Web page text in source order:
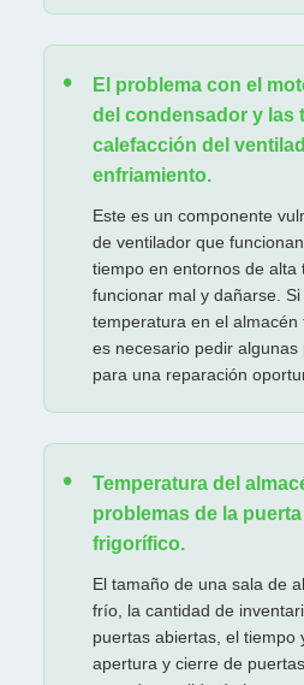
El problema con el
del condensador y las
calefacción del
enfriamiento.
Este es un componente
de ventilador que
tiempo en entornos de alta
funcionar mal y dañarse.
temperatura en el almacén
es necesario pedir algunas
para una reparación
Temperatura del
problemas de la
frigorífico.
El tamaño de una sala de
frío, la cantidad de
puertas abiertas, el tiempo
apertura y cierre de